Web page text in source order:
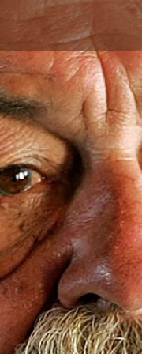
Skip to main content